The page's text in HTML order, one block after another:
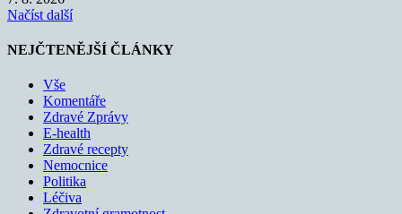
Načíst další
NEJČTENĚJŠÍ ČLÁNKY
Vše
Komentáře
Zdravé Zprávy
E-health
Zdravé recepty
Nemocnice
Politika
Léčiva